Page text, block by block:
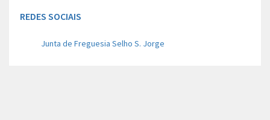
REDES SOCIAIS
Junta de Freguesia Selho S. Jorge